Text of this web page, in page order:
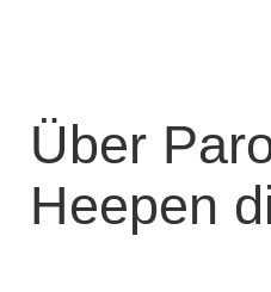
Über
Heepen